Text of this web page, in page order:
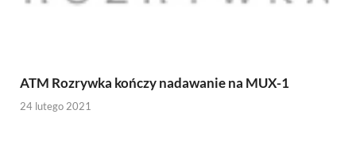
ATM Rozrywka kończy nadawanie na MUX-1
24 lutego 2021